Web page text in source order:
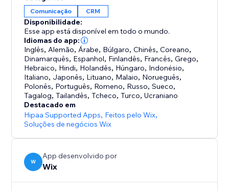
(Wix Blog, Wix Grupos, Wix Fórum e outros)
- Crie conexões na comunidade com perfis de
membros detalhados
- Permita que os usuários se conectem seguindo uns
aos outros
- Recompense resultados com selos
- Altere as configurações de privacidade e decida
quem pode ver os perfis de seus membros
Comunicação CRM
Disponibilidade:
Esse app está disponível em todo o mundo.
Idiomas do app:
Inglês, Alemão, Árabe, Búlgaro,Chinês,Coreano,
Dinamarquês, Espanhol, Finlandês, Francês,Grego,
Hebraico, Hindi, Holandês, Húngaro, Indonésio,
Italiano, Japonês, Lituano, Malaio, Norueguês,
Polonês, Português, Romeno, Russo,Sueco,
Tagalog,Tailandês,Tcheco,Turco,Ucraniano
Destacado em
Hipaa Supported Apps, Feitos pelo Wix,
Soluções de negócios Wix
W
App desenvolvido por
Wix